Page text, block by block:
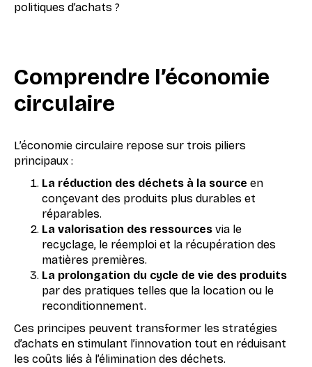
politiques d’achats ?
Comprendre l’économie
circulaire
L’économie circulaire repose sur trois piliers
principaux :
La réduction des déchets à la source en
conçevant des produits plus durables et
réparables.
La valorisation des ressources via le
recyclage, le réemploi et la récupération des
matières premières.
La prolongation du cycle de vie des produits
par des pratiques telles que la location ou le
reconditionnement.
Ces principes peuvent transformer les stratégies
d’achats en stimulant l’innovation tout en réduisant
les coûts liés à l’élimination des déchets.